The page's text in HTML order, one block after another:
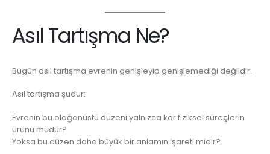
Asıl Tartışma Ne?
Bugün asıl tartışma evrenin genişleyip genişlemediği değildir.
Asıl tartışma şudur:
Evrenin bu olağanüstü düzeni yalnızca kör fiziksel süreçlerin
ürünü müdür?
Yoksa bu düzen daha büyük bir anlamın işareti midir?